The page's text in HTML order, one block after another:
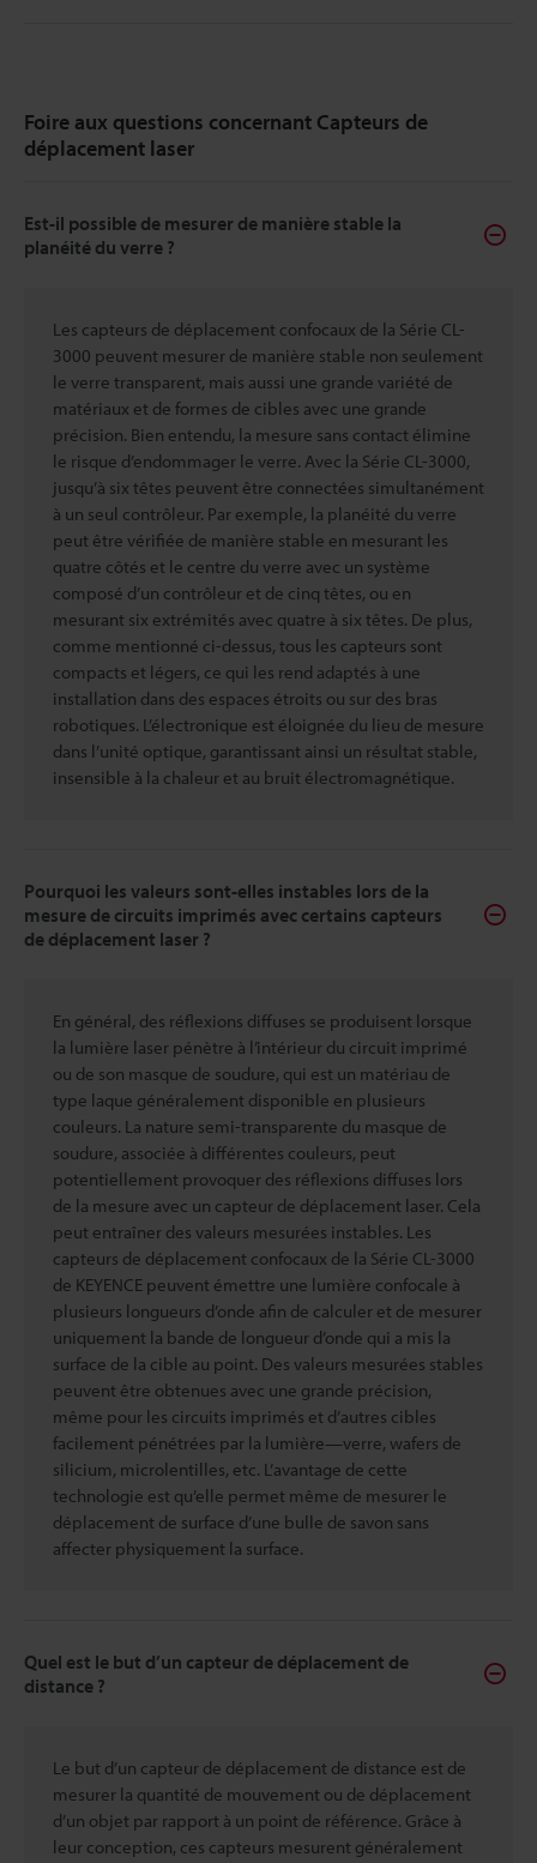
Foire aux questions concernant Capteurs de
déplacement laser
Est-il possible de mesurer de manière stable la
planéité du verre ?
Les capteurs de déplacement confocaux de la Série CL-
3000 peuvent mesurer de manière stable non seulement
le verre transparent, mais aussi une grande variété de
matériaux et de formes de cibles avec une grande
précision. Bien entendu, la mesure sans contact élimine
le risque d’endommager le verre. Avec la Série CL-3000,
jusqu’à six têtes peuvent être connectées simultanément
à un seul contrôleur. Par exemple, la planéité du verre
peut être vérifiée de manière stable en mesurant les
quatre côtés et le centre du verre avec un système
composé d’un contrôleur et de cinq têtes, ou en
mesurant six extrémités avec quatre à six têtes. De plus,
comme mentionné ci-dessus, tous les capteurs sont
compacts et légers, ce qui les rend adaptés à une
installation dans des espaces étroits ou sur des bras
robotiques. L’électronique est éloignée du lieu de mesure
dans l’unité optique, garantissant ainsi un résultat stable,
insensible à la chaleur et au bruit électromagnétique.
Pourquoi les valeurs sont-elles instables lors de la
mesure de circuits imprimés avec certains capteurs
de déplacement laser ?
En général, des réflexions diffuses se produisent lorsque
la lumière laser pénètre à l’intérieur du circuit imprimé
ou de son masque de soudure, qui est un matériau de
type laque généralement disponible en plusieurs
couleurs. La nature semi-transparente du masque de
soudure, associée à différentes couleurs, peut
potentiellement provoquer des réflexions diffuses lors
de la mesure avec un capteur de déplacement laser. Cela
peut entraîner des valeurs mesurées instables. Les
capteurs de déplacement confocaux de la Série CL-3000
de KEYENCE peuvent émettre une lumière confocale à
plusieurs longueurs d’onde afin de calculer et de mesurer
uniquement la bande de longueur d’onde qui a mis la
surface de la cible au point. Des valeurs mesurées stables
peuvent être obtenues avec une grande précision,
même pour les circuits imprimés et d’autres cibles
facilement pénétrées par la lumière—verre, wafers de
silicium, microlentilles, etc. L’avantage de cette
technologie est qu’elle permet même de mesurer le
déplacement de surface d’une bulle de savon sans
affecter physiquement la surface.
Quel est le but d’un capteur de déplacement de
distance ?
Le but d’un capteur de déplacement de distance est de
mesurer la quantité de mouvement ou de déplacement
d’un objet par rapport à un point de référence. Grâce à
leur conception, ces capteurs mesurent généralement